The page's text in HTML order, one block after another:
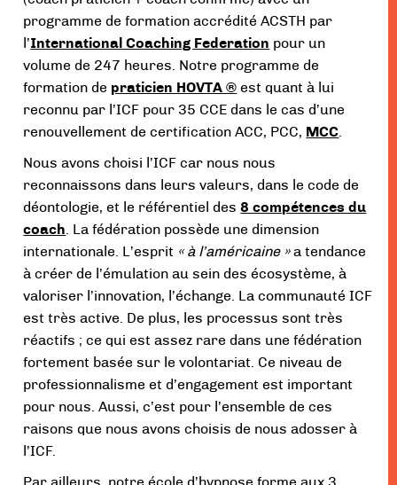
programme de formation accrédité ACSTH par
l’International Coaching Federation pour un
volume de 247 heures. Notre programme de
formation de praticien HOVTA ® est quant à lui
reconnu par l’ICF pour 35 CCE dans le cas d’une
renouvellement de certification ACC, PCC, MCC
Nous avons choisi l’ICF car nous nous
reconnaissons dans leurs valeurs, dans le code de
déontologie, et le référentiel des8 compétences du
coach . La fédération possède une dimension
internationale. L’esprit « à l’américaine »a tendance
à créer de l’émulation au sein des écosystème, à
valoriser l’innovation, l’échange. La communauté ICF
est très active. De plus, les processus sont très
réactifs ; ce qui est assez rare dans une fédération
fortement basée sur le volontariat. Ce niveau de
professionnalisme et d’engagement est important
pour nous. Aussi, c’est pour l’ensemble de ces
raisons que nous avons choisis de nous adosser à
l’ICF.